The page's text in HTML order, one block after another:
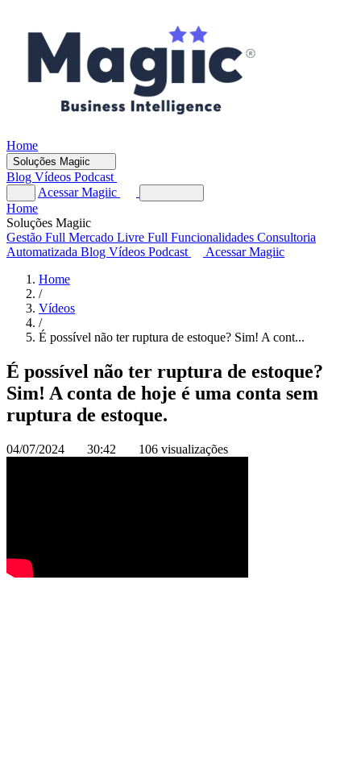
Home
Soluções Magiic
Blog Vídeos Podcast
Acessar Magiic
Home
Soluções Magiic
Gestão Full Mercado Livre Full Funcionalidades Consultoria
Automatizada Blog Vídeos Podcast
Acessar Magiic
Home
/
Vídeos
/
É possível não ter ruptura de estoque? Sim! A cont...
É possível não ter ruptura de estoque?
Sim! A conta de hoje é uma conta sem
ruptura de estoque.
04/07/2024 30:42 106 visualizações